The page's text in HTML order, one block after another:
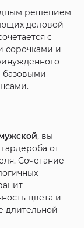
решением
деловой
с
сорочками и
базовыми
, вы
от
Сочетание
цвета и
длительной